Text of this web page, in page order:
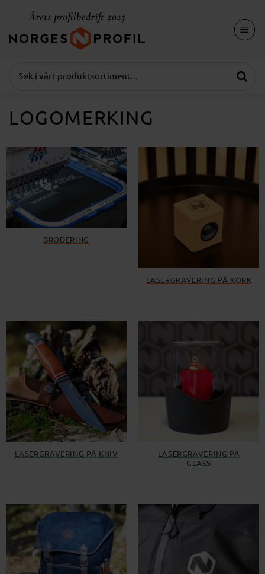
content
LOGOMERKING
BRODERING
LASERGRAVERING PÅ KORK
LASERGRAVERING PÅ KNIV
LASERGRAVERING PÅ
GLASS